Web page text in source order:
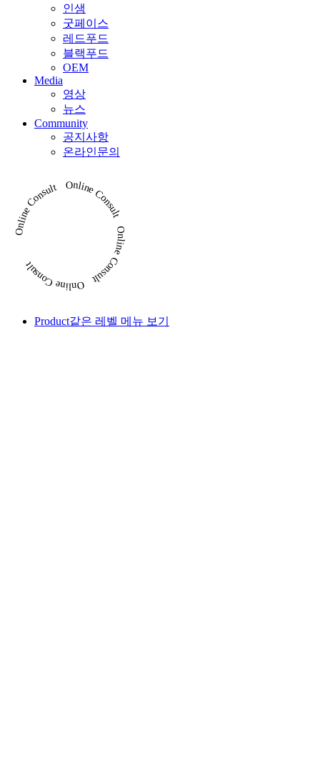
인샘
굿페이스
레드푸드
블랙푸드
OEM
Media
영상
뉴스
Community
공지사항
온라인문의
Online Consult Online Consult Online Consult Online Consult
Product같은 레벨 메뉴 보기